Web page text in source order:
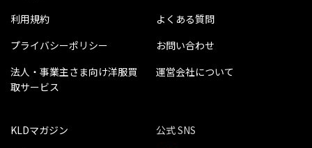
利用規約
プライバシーポリシー
法人・事業主さま向け洋服買
取サービス
よくある質問
お問い合わせ
運営会社について
KLDマガジン
公式 SNS